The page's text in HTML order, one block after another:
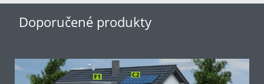
Doporučené produkty